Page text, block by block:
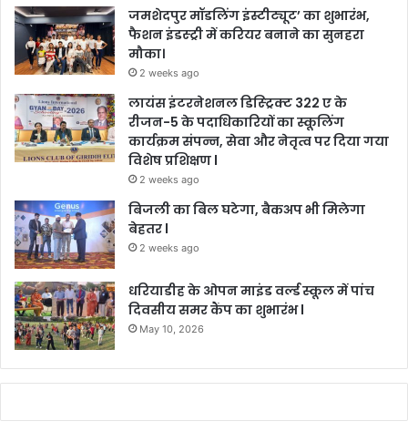
जमशेदपुर मॉडलिंग इंस्टीट्यूट’ का शुभारंभ,
फैशन इंडस्ट्री में करियर बनाने का सुनहरा
मौका।
2 weeks ago
लायंस इंटरनेशनल डिस्ट्रिक्ट 322 ए के
रीजन-5 के पदाधिकारियों का स्कूलिंग
कार्यक्रम संपन्न, सेवा और नेतृत्व पर दिया गया
विशेष प्रशिक्षण l
2 weeks ago
बिजली का बिल घटेगा, बैकअप भी मिलेगा
बेहतर l
2 weeks ago
धरियाडीह के ओपन माइंड वर्ल्ड स्कूल में पांच
दिवसीय समर कैंप का शुभारंभ l
May 10, 2026